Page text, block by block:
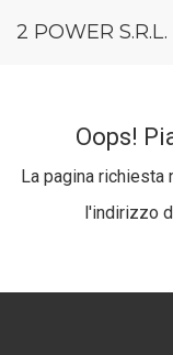
2 POWER S.R.L.
Oops!
La pagina richiesta
l'indirizzo